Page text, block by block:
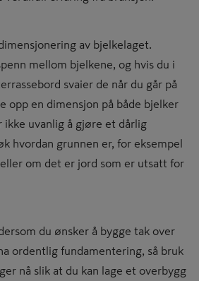
av bjelkelaget.
mellom bjelkene, og hvis du i
svaier de når du går på
opp en dimensjon på både bjelker
ikke uvanlig å gjøre et dårlig
hvordan grunnen er, for eksempel
om det er jord som er utsatt for
du ønsker å bygge tak over
ordentlig fundamentering, så bruk
nå slik at du kan lage et overbygg